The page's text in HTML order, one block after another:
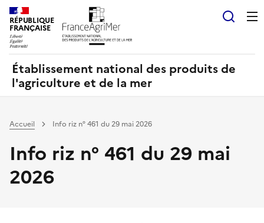
RÉPUBLIQUE
FRANÇAISE
Établissement national des produits de
l'agriculture et de la mer
Accueil Info riz n° 461 du 29 mai 2026
Info riz n° 461 du 29 mai
2026
Panneau de gestion des cookies